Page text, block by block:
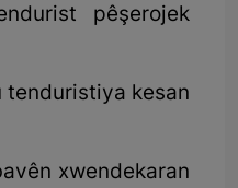
pêşerojek
tenduristiya kesan
xwendekaran